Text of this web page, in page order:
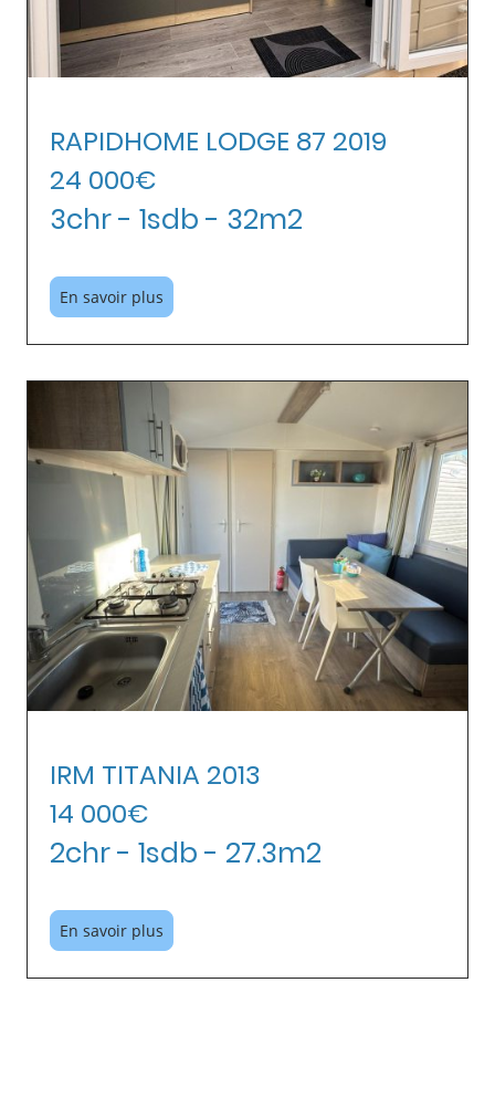
RAPIDHOME LODGE 87 2019
24 000€
3chr - 1sdb - 32m2
En savoir plus
IRM TITANIA 2013
14 000€
2chr - 1sdb - 27.3m2
En savoir plus